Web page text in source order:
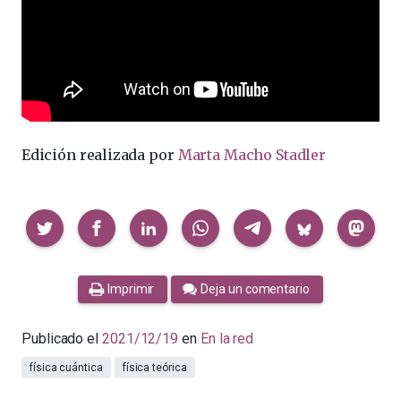
Edición realizada por Marta Macho Stadler
Compartir
Imprimir Deja un comentario
Publicado el 2021/12/19 en En la red
física cuántica física teórica